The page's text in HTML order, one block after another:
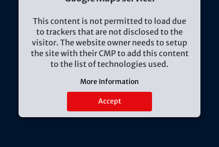
This content is not permitted to load due
to trackers that are not disclosed to the
visitor. The website owner needs to setup
the site with their CMP to add this content
to the list of technologies used.
More Information
Accept